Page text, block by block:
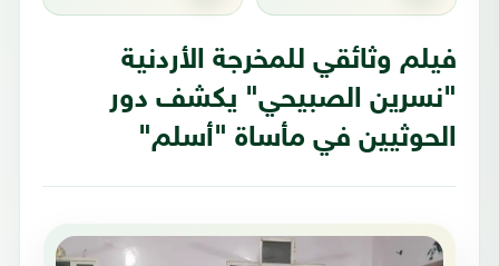
فيلم وثائقي للمخرجة الأردنية
"نسرين الصبيحي" يكشف دور
الحوثيين في مأساة "أسلم"